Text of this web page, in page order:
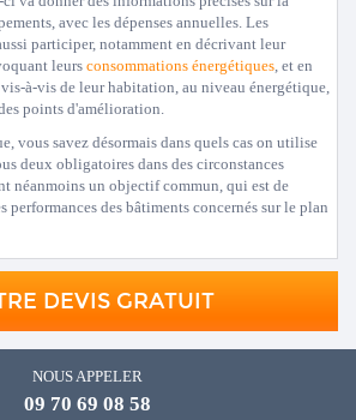
avec les dépenses annuelles. Les
participer, notamment en décrivant leur
leurs consommations énergétiques, et en
à-vis de leur habitation, au niveau énergétique,
points d'amélioration.
vous savez désormais dans quels cas on utilise
deux obligatoires dans des circonstances
néanmoins un objectif commun, qui est de
performances des bâtiments concernés sur le plan
DEVIS GRATUIT
NOUS APPELER
09 70 69 08 58